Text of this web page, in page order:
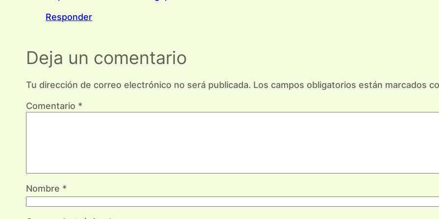
Responder
Deja un comentario
Tu dirección de correo electrónico no será publicada. Los campos obligatorios están marcados
Comentario *
Nombre *